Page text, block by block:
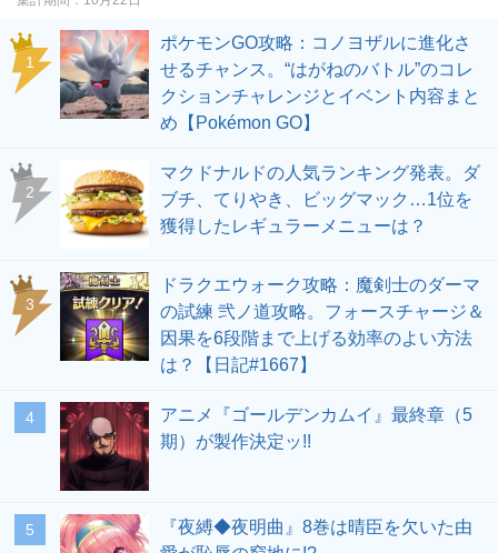
ポケモンGO攻略：コノヨザルに進化さ
せるチャンス。“はがねのバトル”のコレ
クションチャレンジとイベント内容まと
め【Pokémon GO】
マクドナルドの人気ランキング発表。ダ
ブチ、てりやき、ビッグマック…1位を
獲得したレギュラーメニューは？
ドラクエウォーク攻略：魔剣士のダーマ
の試練 弐ノ道攻略。フォースチャージ＆
因果を6段階まで上げる効率のよい方法
は？【日記#1667】
アニメ『ゴールデンカムイ』最終章（5
期）が製作決定ッ!!
『夜縛◆夜明曲』8巻は晴臣を欠いた由